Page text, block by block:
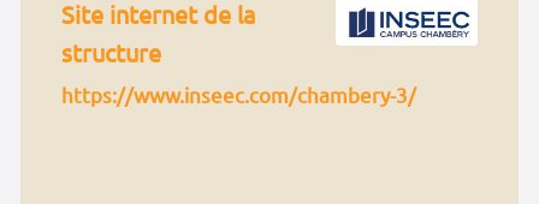
Site internet de la
structure
https://www.inseec.com/chambery-3/